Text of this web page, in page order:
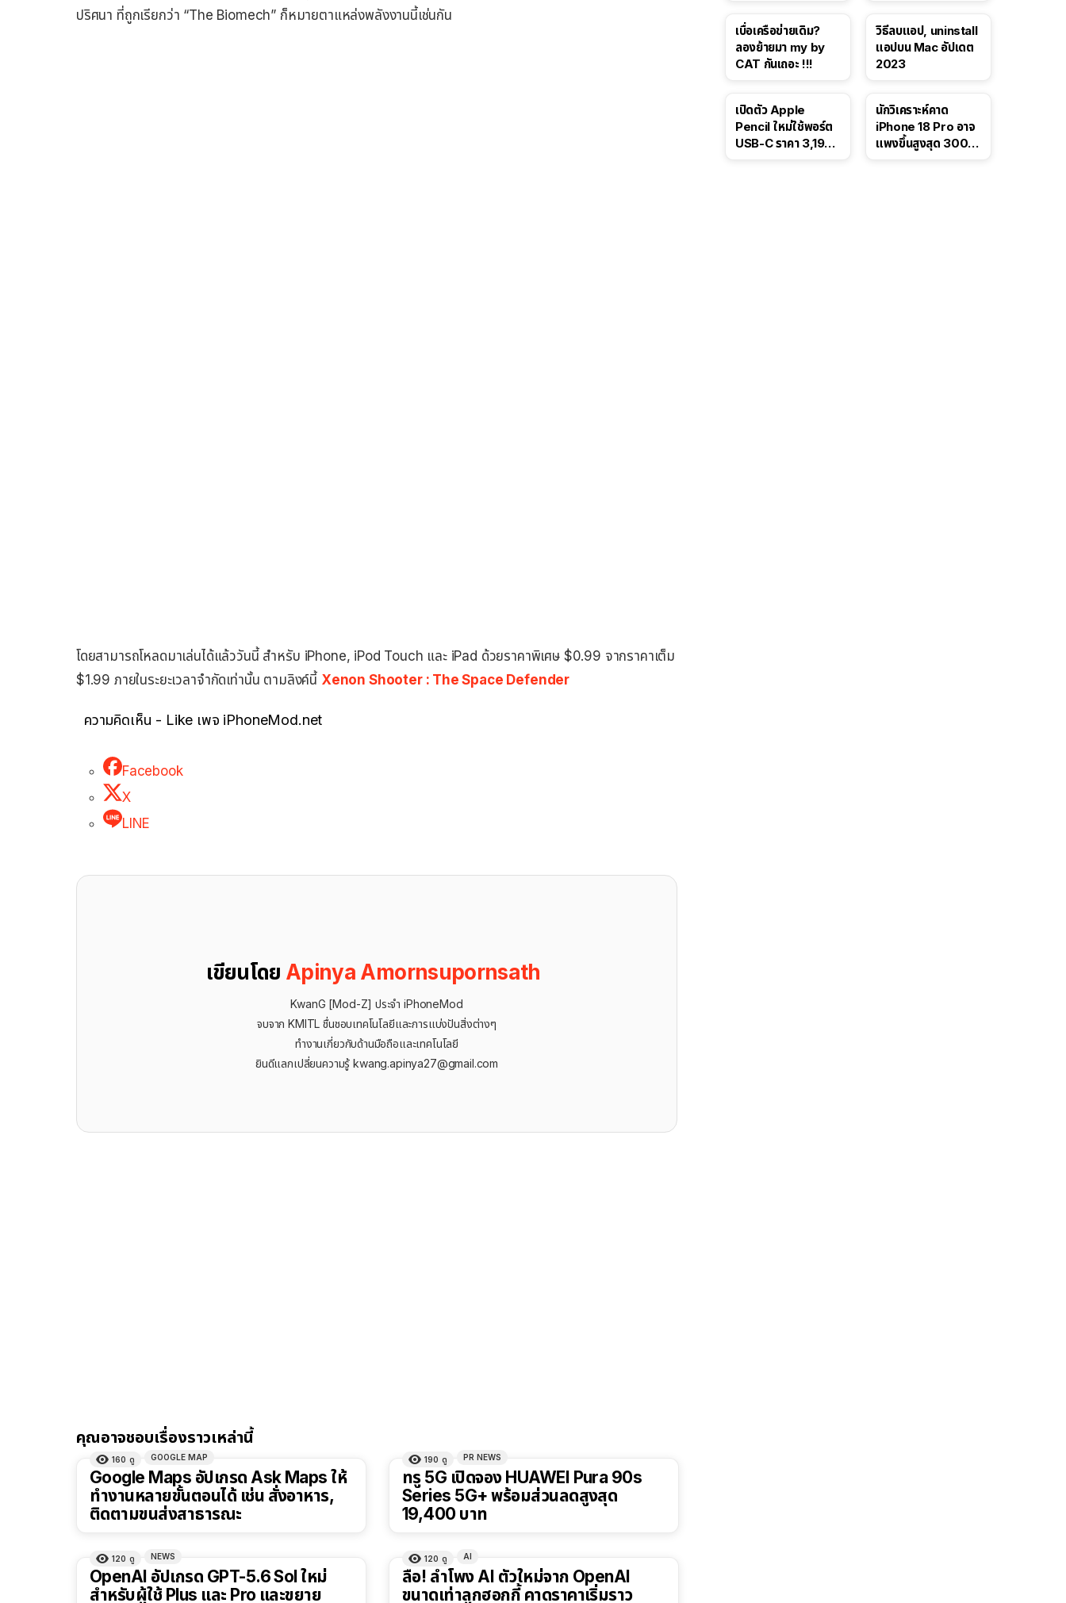
ปริศนา ที่ถูกเรียกว่า “The Biomech” ก็หมายตาแหล่งพลังงานนี้เช่นกัน
โดยสามารถโหลดมาเล่นได้แล้ววันนี้ สำหรับ iPhone, iPod Touch และ iPad ด้วยราคาพิเศษ $0.99 จากราคาเต็ม
$1.99 ภายในระยะเวลาจำกัดเท่านั้น ตามลิงค์นี้ Xenon Shooter : The Space Defender
ความคิดเห็น - Like เพจ iPhoneMod.net
Facebook
X
LINE
เขียนโดย Apinya Amornsupornsath
KwanG [Mod-Z] ประจำ iPhoneMod
จบจาก KMITL ชื่นชอบเทคโนโลยีและการแบ่งปันสิ่งต่างๆ
ทำงานเกี่ยวกับด้านมือถือและเทคโนโลยี
ยินดีแลกเปลี่ยนความรู้kwang.apinya27@gmail.com
คุณอาจชอบเรื่องราวเหล่านี้
160 ดู GOOGLE MAP
Google Maps อัปเกรด Ask Maps ให้
ทำงานหลายขั้นตอนได้ เช่น สั่งอาหาร,
ติดตามขนส่งสาธารณะ
190 ดู PR NEWS
ทรู 5G เปิดจอง HUAWEI Pura 90s
Series 5G+ พร้อมส่วนลดสูงสุด
19,400 บาท
120 ดู NEWS
OpenAI อัปเกรด GPT-5.6 Sol ใหม่
สำหรับผู้ใช้ Plus และ Pro และขยาย
120 ดู AI
ลือ! ลำโพง AI ตัวใหม่จาก OpenAI
ขนาดเท่าลูกฮอกกี้ คาดราคาเริ่มราว
เบื่อเครือข่ายเดิม?
ลองย้ายมา my by
CAT กันเถอะ !!!
วิธีลบแอป, uninstall
แอปบน Mac อัปเดต
2023
เปิดตัว Apple
Pencil ใหม่ใช้พอร์ต
USB-C ราคา 3,190
นักวิเคราะห์คาด
iPhone 18 Pro อาจ
แพงขึ้นสูงสุด 300